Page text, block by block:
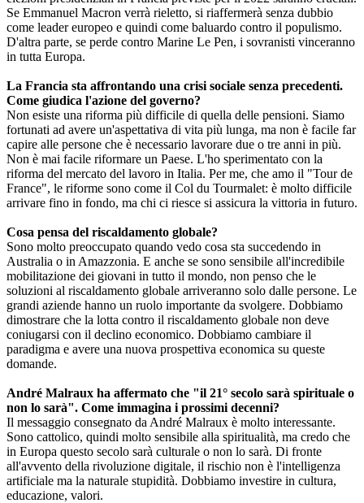
Se Emmanuel Macron verrà rieletto, si riaffermerà senza dubbio
come leader europeo e quindi come baluardo contro il populismo.
D'altra parte, se perde contro Marine Le Pen, i sovranisti vinceranno
in tutta Europa.
La Francia sta affrontando una crisi sociale senza precedenti.
Come giudica l'azione del governo?
Non esiste una riforma più difficile di quella delle pensioni. Siamo
fortunati ad avere un'aspettativa di vita più lunga, ma non è facile far
capire alle persone che è necessario lavorare due o tre anni in più.
Non è mai facile riformare un Paese. L'ho sperimentato con la
riforma del mercato del lavoro in Italia. Per me, che amo il "Tour de
France", le riforme sono come il Col du Tourmalet: è molto difficile
arrivare fino in fondo, ma chi ci riesce si assicura la vittoria in futuro.
Cosa pensa del riscaldamento globale?
Sono molto preoccupato quando vedo cosa sta succedendo in
Australia o in Amazzonia. E anche se sono sensibile all'incredibile
mobilitazione dei giovani in tutto il mondo, non penso che le
soluzioni al riscaldamento globale arriveranno solo dalle persone. Le
grandi aziende hanno un ruolo importante da svolgere. Dobbiamo
dimostrare che la lotta contro il riscaldamento globale non deve
coniugarsi con il declino economico. Dobbiamo cambiare il
paradigma e avere una nuova prospettiva economica su queste
domande.
André Malraux ha affermato che "il 21° secolo sarà spirituale o
non lo sarà". Come immagina i prossimi decenni?
Il messaggio consegnato da André Malraux è molto interessante.
Sono cattolico, quindi molto sensibile alla spiritualità, ma credo che
in Europa questo secolo sarà culturale o non lo sarà. Di fronte
all'avvento della rivoluzione digitale, il rischio non è l'intelligenza
artificiale ma la naturale stupidità. Dobbiamo investire in cultura,
educazione, valori.